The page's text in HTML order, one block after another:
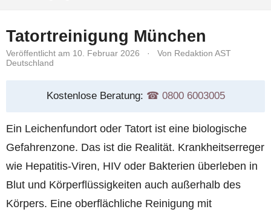
Tatortreinigung München
Veröffentlicht am 10. Februar 2026 ·
Von Redaktion AST
Deutschland
Kostenlose Beratung: ☎︎ 0800 6003005
Ein Leichenfundort oder Tatort ist eine biologische
Gefahrenzone. Das ist die Realität. Krankheitserreger
wie Hepatitis-Viren, HIV oder Bakterien überleben in
Blut und Körperflüssigkeiten auch außerhalb des
Körpers. Eine oberflächliche Reinigung mit